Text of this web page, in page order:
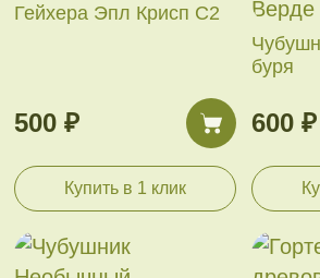
Гейхера Эпл Крисп С2
500 ₽
Купить в 1 клик
буря
600 ₽